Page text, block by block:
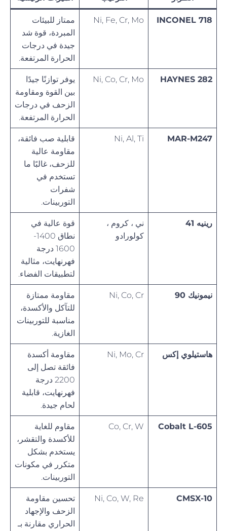
INCONEL 718
Ni, Fe, Cr, Mo
ممتاز للبيئات
المبردة، قوة شد
جيدة في درجات
الحرارة المرتفعة.
HAYNES 282
Ni, Co, Cr, Mo
يوفر توازنًا جيدًا
بين القوة ومقاومة
الزحف في درجات
الحرارة المرتفعة.
MAR-M247
Ni, Al, Ti
قابلية صب فائقة،
مقاومة عالية
للزحف، غالبًا ما
تستخدم في
شفرات
التوربينات.
رينيه 41
ني ، كروم ،
كولورادو
قوة عالية في
نطاق 1400-
1600 درجة
فهرنهايت، مثالية
لتطبيقات الفضاء.
نيمونيك 90 Ni, Co, Cr
مقاومة ممتازة
للتآكل والأكسدة،
مناسبة للتوربينات
الغازية.
هاستيلوي إكس Ni, Mo, Cr
مقاومة أكسدة
فائقة تصل إلى
2200 درجة
فهرنهايت، قابلية
لحام جيدة.
Cobalt L-605
Co, Cr, W
مقاوم للغاية
للأكسدة والتقشر،
يستخدم بشكل
متكرر في مكونات
التوربينات.
CMSX-10
Ni, Co, W, Re
تحسين مقاومة
الزحف والإجهاد
الحراري مقارنة بـ